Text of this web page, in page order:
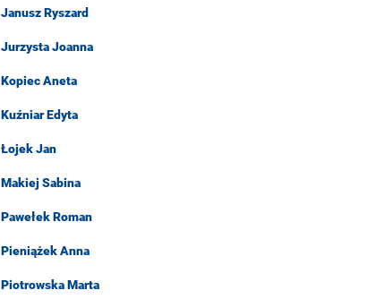
Janusz Ryszard
Jurzysta Joanna
Kopiec Aneta
Kuźniar Edyta
Łojek Jan
Makiej Sabina
Pawełek Roman
Pieniążek Anna
Piotrowska Marta